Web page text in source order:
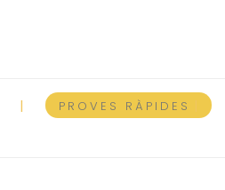
PROVES RÀPIDES